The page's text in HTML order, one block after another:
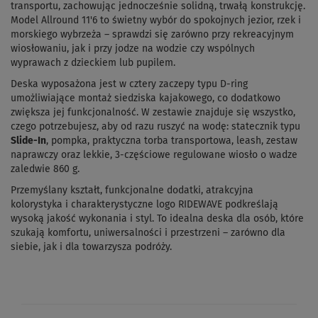
transportu, zachowując jednocześnie solidną, trwałą konstrukcję.
Model Allround 11'6 to świetny wybór do spokojnych jezior, rzek i
morskiego wybrzeża – sprawdzi się zarówno przy rekreacyjnym
wiosłowaniu, jak i przy jodze na wodzie czy wspólnych
wyprawach z dzieckiem lub pupilem.
Deska wyposażona jest w cztery zaczepy typu D-ring
umożliwiające montaż siedziska kajakowego, co dodatkowo
zwiększa jej funkcjonalność. W zestawie znajduje się wszystko,
czego potrzebujesz, aby od razu ruszyć na wodę: statecznik typu
Slide-In, pompka, praktyczna torba transportowa, leash, zestaw
naprawczy oraz lekkie, 3-częściowe regulowane wiosło o wadze
zaledwie 860 g.
Przemyślany kształt, funkcjonalne dodatki, atrakcyjna
kolorystyka i charakterystyczne logo RIDEWAVE podkreślają
wysoką jakość wykonania i styl. To idealna deska dla osób, które
szukają komfortu, uniwersalności i przestrzeni – zarówno dla
siebie, jak i dla towarzysza podróży.